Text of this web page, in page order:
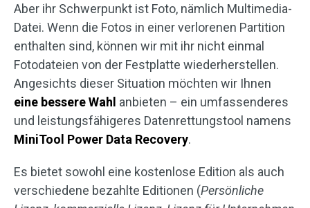
Aber ihr Schwerpunkt ist Foto, nämlich Multimedia-
Datei. Wenn die Fotos in einer verlorenen Partition
enthalten sind, können wir mit ihr nicht einmal
Fotodateien von der Festplatte wiederherstellen.
Angesichts dieser Situation möchten wir Ihnen
eine bessere Wahl anbieten – ein umfassenderes
und leistungsfähigeres Datenrettungstool namens
MiniTool Power Data Recovery.
Es bietet sowohl eine kostenlose Edition als auch
verschiedene bezahlte Editionen (Persönliche